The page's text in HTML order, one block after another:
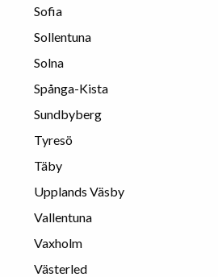
Sofia
Sollentuna
Solna
Spånga-Kista
Sundbyberg
Tyresö
Täby
Upplands Väsby
Vallentuna
Vaxholm
Västerled